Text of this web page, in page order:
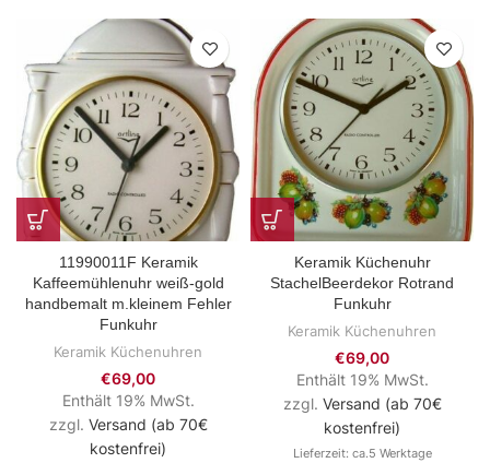
11990011F Keramik
Kaffeemühlenuhr weiß-gold
handbemalt m.kleinem Fehler
Funkuhr
Keramik Küchenuhren
€69,00
Enthält 19% MwSt.
zzgl. Versand (ab 70€
kostenfrei)
Keramik Küchenuhr
StachelBeerdekor Rotrand
Funkuhr
Keramik Küchenuhren
€69,00
Enthält 19% MwSt.
zzgl. Versand (ab 70€
kostenfrei)
Lieferzeit: ca.5 Werktage